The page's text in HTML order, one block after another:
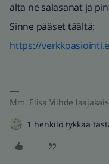
alta ne salasanat ja
Sinne pääset täältä:
https://
Mm. Elisa Viihde
1 henkilö tykkää